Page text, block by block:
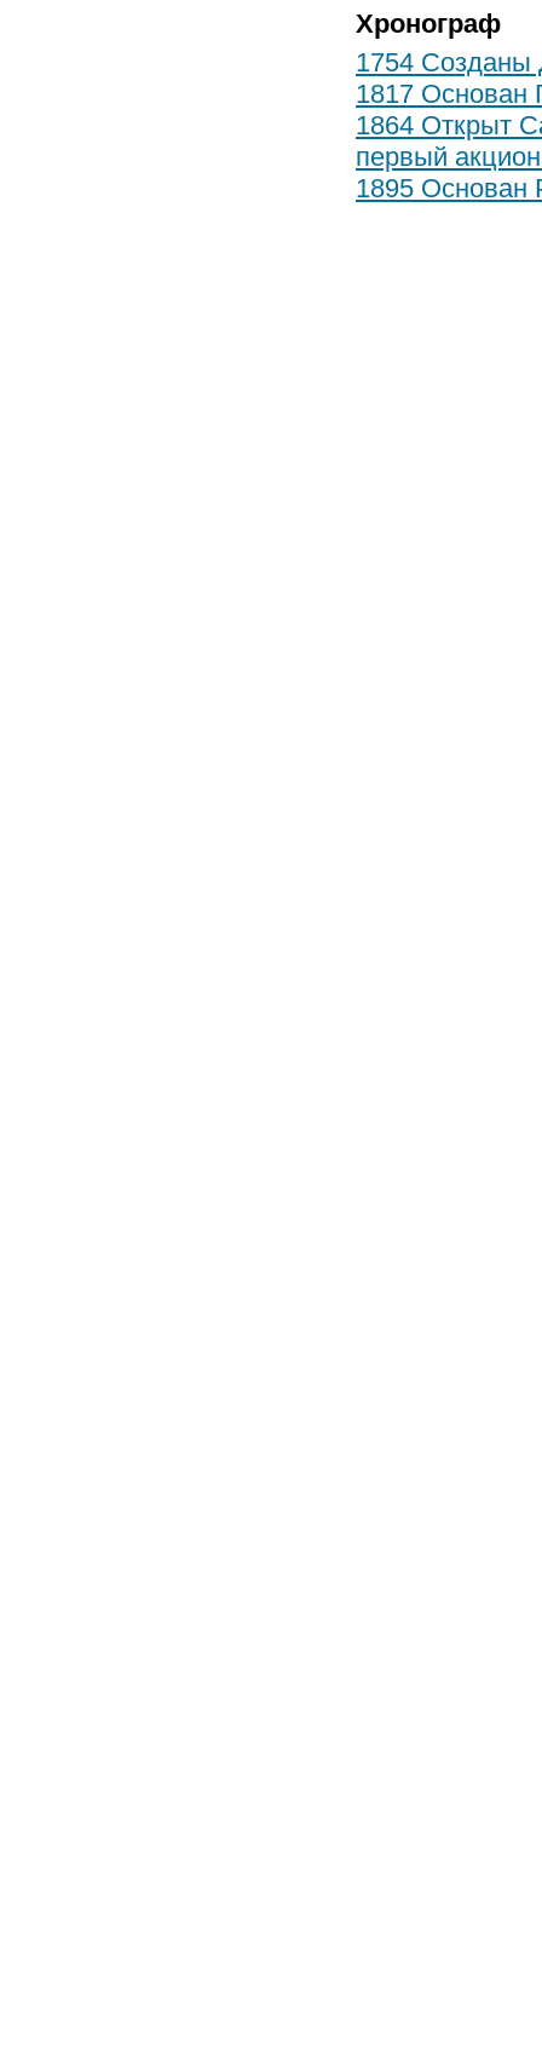
Хронограф
1754 Созданы
1817 Основан
1864 Открыт
первый
1895 Основан